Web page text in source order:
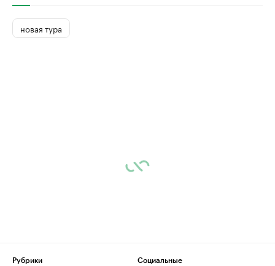
новая тура
Рубрики
Социальные